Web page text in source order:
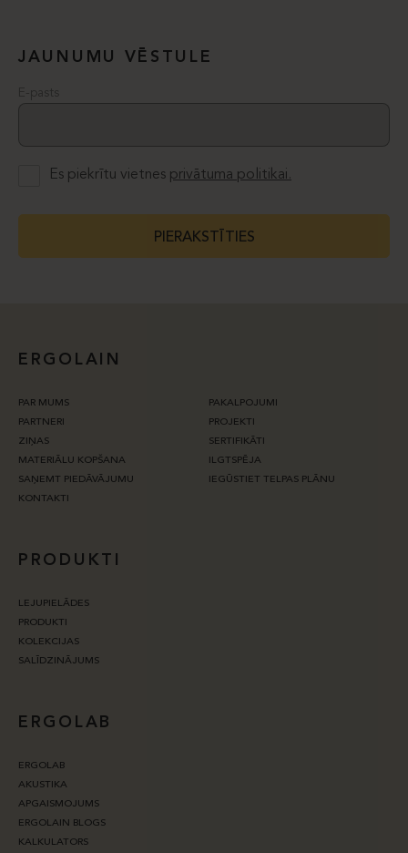
JAUNUMU VĒSTULE
E-pasts
Es piekrītu vietnes privātuma politikai.
PIERAKSTĪTIES
ERGOLAIN
PAR MUMS
PAKALPOJUMI
PARTNERI
PROJEKTI
ZIŅAS
SERTIFIKĀTI
MATERIĀLU KOPŠANA
ILGTSPĒJA
SAŅEMT PIEDĀVĀJUMU
IEGŪSTIET TELPAS PLĀNU
KONTAKTI
PRODUKTI
LEJUPIELĀDES
PRODUKTI
KOLEKCIJAS
SALĪDZINĀJUMS
ERGOLAB
ERGOLAB
AKUSTIKA
APGAISMOJUMS
ERGOLAIN BLOGS
KALKULATORS